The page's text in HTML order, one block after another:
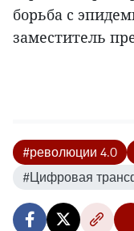
борьба с
заместитель
#революции 4.0
#Цифровая